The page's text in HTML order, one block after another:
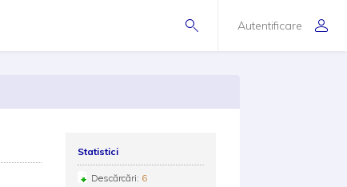
Autentificare
Statistici
Descărcări: 6